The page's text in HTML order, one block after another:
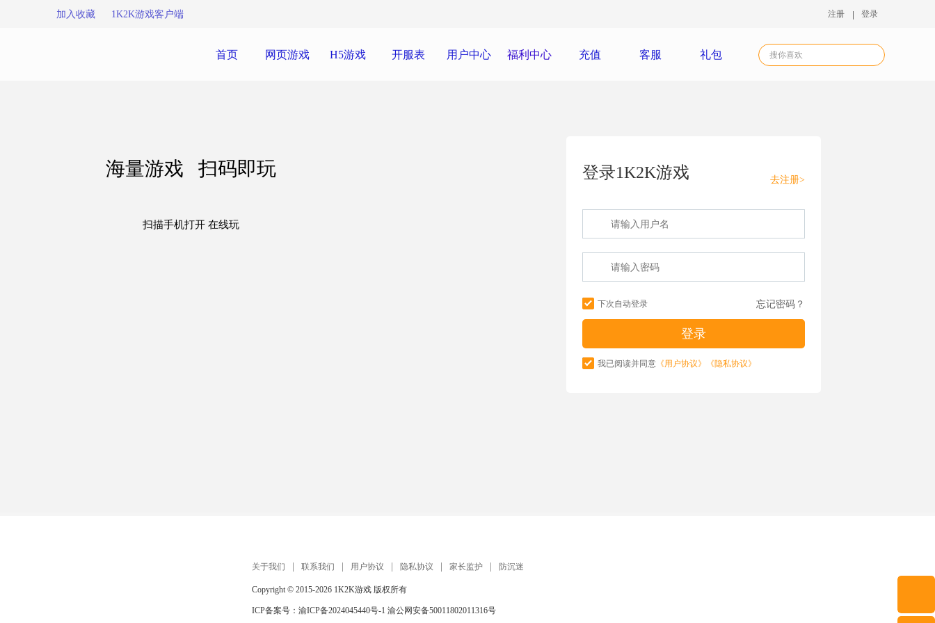
加入收藏 1K2K游戏客户端 注册 登录
首页 网页游戏 H5游戏 开服表 用户中心 福利中心 充值 客服 礼包
海量游戏 扫码即玩
扫描手机打开 在线玩
登录1K2K游戏 去注册>
下次自动登录 忘记密码？
我已阅读并同意 《用户协议》 《隐私协议》
关于我们 联系我们 用户协议 隐私协议 家长监护 防沉迷
Copyright © 2015-2026 1K2K游戏 版权所有
ICP备案号： 渝ICP备2024045440号-1 渝公网安备50011802011316号